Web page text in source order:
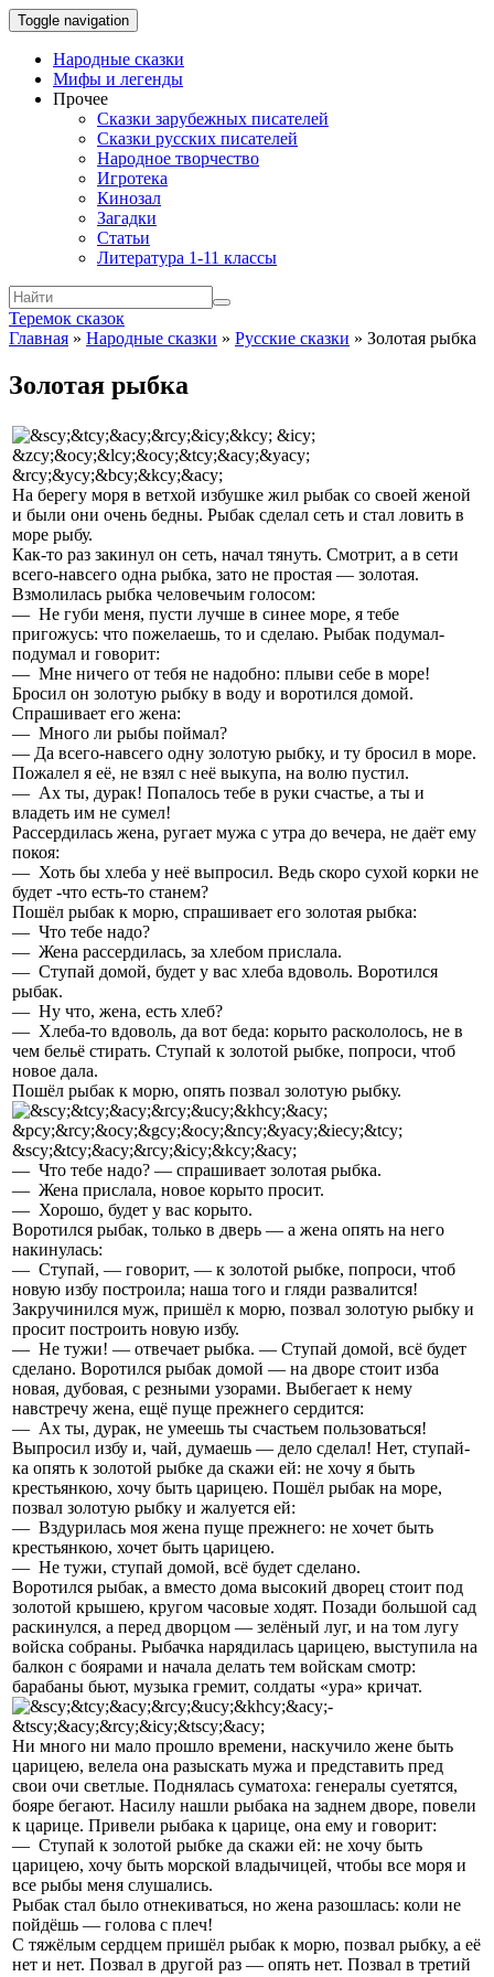
Toggle navigation
Народные сказки
Мифы и легенды
Прочее
Сказки зарубежных писателей
Сказки русских писателей
Народное творчество
Игротека
Кинозал
Загадки
Статьи
Литература 1-11 классы
Теремок сказок
Главная » Народные сказки » Русские сказки » Золотая рыбка
Золотая рыбка
На берегу моря в ветхой избушке жил рыбак со своей женой
и были они очень бедны. Рыбак сделал сеть и стал ловить в
море рыбу.
Как-то раз закинул он сеть, начал тянуть. Смотрит, а в сети
всего-навсего одна рыбка, зато не простая — золотая.
Взмолилась рыбка чело­вечьим голосом:
— Не губи меня, пусти лучше в синее море, я тебе
пригожусь: что по­желаешь, то и сделаю. Рыбак подумал-
подумал и говорит:
— Мне ничего от тебя не надобно: плыви себе в море!
Бросил он золотую рыбку в воду и воротился домой.
Спрашивает его жена:
— Много ли рыбы поймал?
— Да всего-навсего одну золотую рыбку, и ту бросил в море.
Пожалел я её, не взял с неё выкупа, на волю пустил.
— Ах ты, дурак! Попалось тебе в руки счастье, а ты и
владеть им не сумел!
Рассердилась жена, ругает мужа с утра до вечера, не даёт ему
покоя:
— Хоть бы хлеба у неё выпросил. Ведь скоро сухой корки не
будет -что есть-то станем?
Пошёл рыбак к морю, спрашивает его золотая рыбка:
— Что тебе надо?
— Жена рассердилась, за хлебом прислала.
— Ступай домой, будет у вас хлеба вдоволь. Воротился
рыбак.
— Ну что, жена, есть хлеб?
— Хлеба-то вдоволь, да вот беда: корыто раскололось, не в
чем бельё стирать. Ступай к золотой рыбке, попроси, чтоб
новое дала.
Пошёл рыбак к морю, опять позвал золотую рыбку.
— Что тебе надо? — спрашивает золотая рыбка.
— Жена прислала, новое корыто просит.
— Хорошо, будет у вас корыто.
Воротился рыбак, только в дверь — а жена опять на него
накинулась:
— Ступай, — говорит, — к золотой рыбке, попроси, чтоб
новую избу по­строила; наша того и гляди развалится!
Закручинился муж, пришёл к мо­рю, позвал золотую рыбку и
просит построить новую избу.
— Не тужи! — отвечает рыбка. — Ступай домой, всё будет
сделано. Воротился рыбак домой — на дворе стоит изба
новая, дубовая, с рез­ными узорами. Выбегает к нему
навстречу жена, ещё пуще прежнего сер­дится:
— Ах ты, дурак, не умеешь ты счастьем пользоваться!
Выпросил избу и, чай, думаешь — дело сделал! Нет, ступай-
ка опять к золотой рыбке да скажи ей: не хочу я быть
крестьянкою, хочу быть царицею. Пошёл рыбак на море,
позвал золотую рыбку и жалуется ей:
— Вздурилась моя жена пуще прежнего: не хочет быть
крестьянкою, хочет быть царицею.
— Не тужи, ступай домой, всё будет сделано.
Воротился рыбак, а вместо дома высокий дворец стоит под
золотой крышею, кругом часовые ходят. Позади большой сад
раскинулся, а перед дворцом — зелёный луг, и на том лугу
войска собраны. Рыбачка наряди­лась царицею, выступила на
балкон с боярами и начала делать тем вой­скам смотр:
барабаны бьют, музыка гремит, солдаты «ура» кричат.
Ни много ни мало прошло времени, наскучило жене быть
царицею, велела она разыскать мужа и представить пред
свои очи светлые. Подня­лась суматоха: генералы суетятся,
бояре бегают. Насилу нашли рыбака на заднем дворе, повели
к царице. Привели рыбака к царице, она ему и говорит:
— Ступай к золотой рыбке да скажи ей: не хочу быть
царицею, хочу быть морской владычицей, чтобы все моря и
все рыбы меня слушались.
Рыбак стал было отнекиваться, но жена разошлась: коли не
пой­дёшь — голова с плеч!
С тяжёлым сердцем пришёл рыбак к морю, позвал рыбку, а её
нет и нет. Позвал в другой раз — опять нет. Позвал в третий